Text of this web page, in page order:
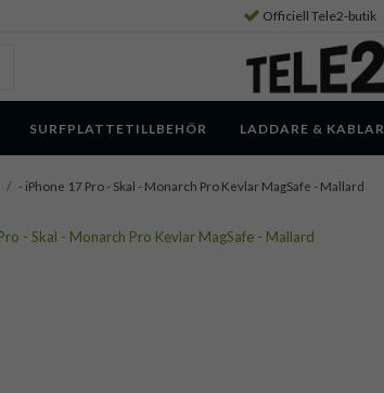
Officiell Tele2-butik
SURFPLATTETILLBEHÖR LADDARE & KABLAR
/ - iPhone 17 Pro - Skal - Monarch Pro Kevlar MagSafe - Mallard